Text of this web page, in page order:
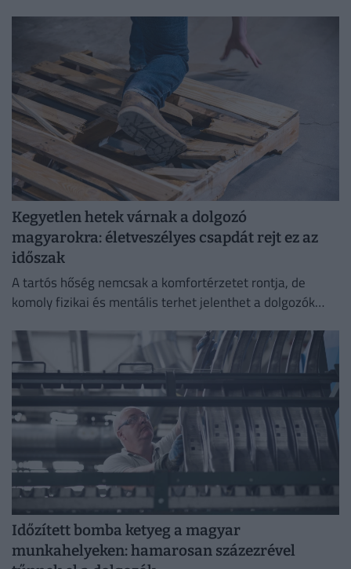
Kegyetlen hetek várnak a dolgozó
magyarokra: életveszélyes csapdát rejt ez az
időszak
A tartós hőség nemcsak a komfortérzetet rontja, de
komoly fizikai és mentális terhet jelenthet a dolgozók
Időzített bomba ketyeg a magyar
munkahelyeken: hamarosan százezrével